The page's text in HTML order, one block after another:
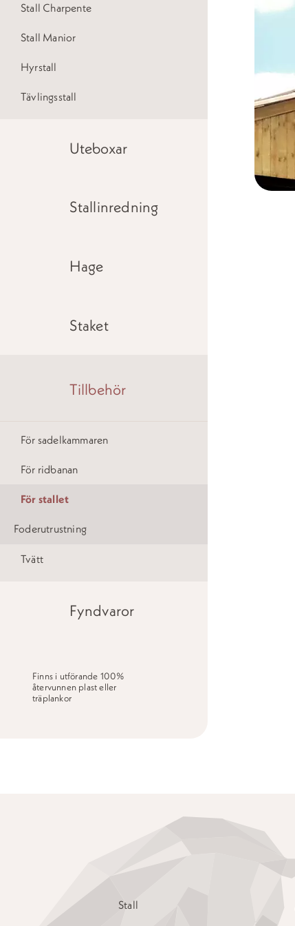
Stall Charpente
Stall Manior
Hyrstall
Tävlingsstall
Uteboxar
Stallinredning
Hage
Staket
Tillbehör
För sadelkammaren
För ridbanan
För stallet
Foderutrustning
Tvätt
Fyndvaror
Finns i utförande 100%
återvunnen plast eller
träplankor
Stall